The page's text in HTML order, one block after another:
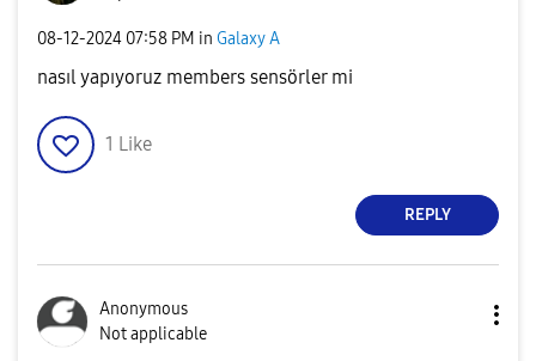
‎08-12-2024 07:58 PM in Galaxy A
nasıl yapıyoruz members sensörler mi
1 Like
REPLY
Anonymous
Not applicable